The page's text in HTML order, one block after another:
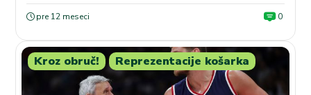
pre 12 meseci 0
Kroz obruč! Reprezentacije košarka